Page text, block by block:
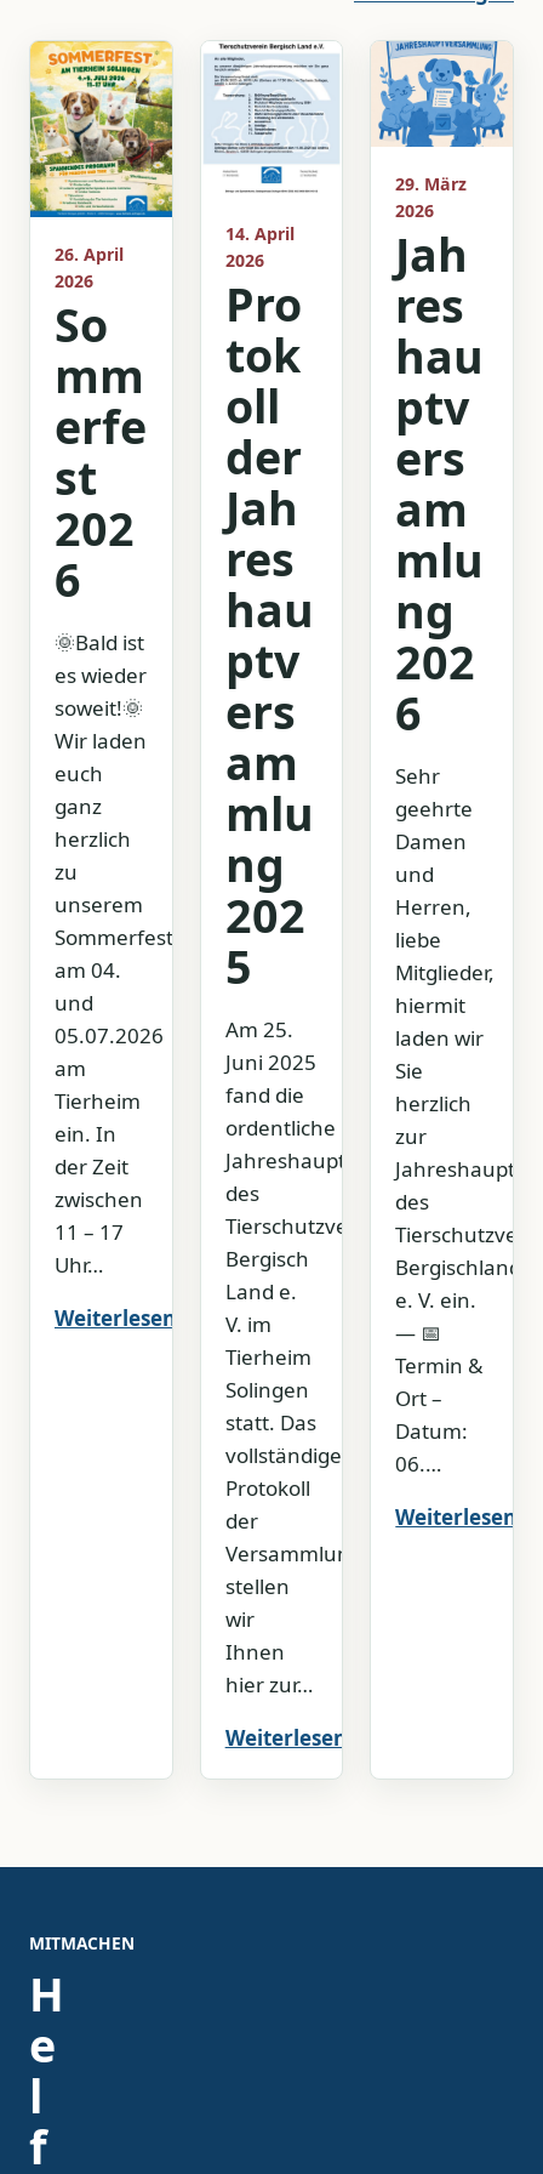
26. April
2026
So
mm
erfe
st
202
6
🌞Bald ist
es wieder
soweit!🌞
Wir laden
euch
ganz
herzlich
zu
unserem
Sommerfest
am 04.
und
05.07.2026
am
Tierheim
ein. In
der Zeit
zwischen
11 – 17
Uhr…
Weiterlesen
14. April
2026
Pro
tok
oll
der
Jah
res
hau
ptv
ers
am
mlu
ng
202
5
Am 25.
Juni 2025
fand die
ordentliche
Jahreshauptversammlung
des
Tierschutzvereins
Bergisch
Land e.
V. im
Tierheim
Solingen
statt. Das
vollständige
Protokoll
der
Versammlung
stellen
wir
Ihnen
hier zur…
Weiterlesen
29. März
2026
Jah
res
hau
ptv
ers
am
mlu
ng
202
6
Sehr
geehrte
Damen
und
Herren,
liebe
Mitglieder,
hiermit
laden wir
Sie
herzlich
zur
des
Bergischland
e. V. ein.
— 📅
Termin &
Ort –
Datum:
06.…
Weiterlesen
MITMACHEN
H
e
l
f